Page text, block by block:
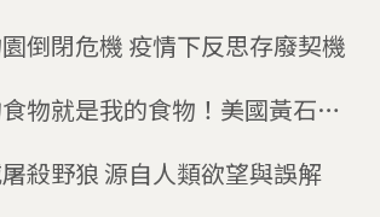
倒閉危機 疫情下反思存廢契機
物就是我的食物！美國黃石公
挪威屠殺野狼 源自人類欲望與誤解